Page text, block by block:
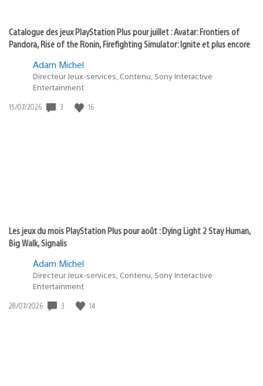
Catalogue des jeux PlayStation Plus pour juillet : Avatar: Frontiers of
Pandora, Rise of the Ronin, Firefighting Simulator: Ignite et plus encore
Adam Michel
Directeur Jeux-services, Contenu, Sony Interactive
Entertainment
Date
15/07/2026 3 16
Les jeux du mois PlayStation Plus pour août : Dying Light 2 Stay Human,
Big Walk, Signalis
Adam Michel
Directeur Jeux-services, Contenu, Sony Interactive
Entertainment
Date
28/07/2026 3 14